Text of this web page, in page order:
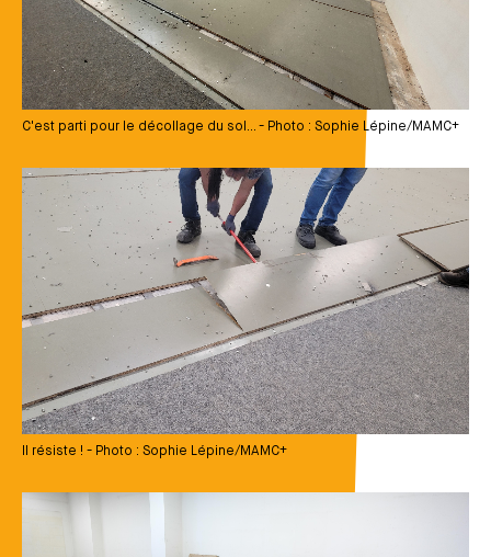
C'est parti pour le décollage du sol... - Photo : Sophie Lépine/MAMC+
Média
Il résiste ! - Photo : Sophie Lépine/MAMC+
Média